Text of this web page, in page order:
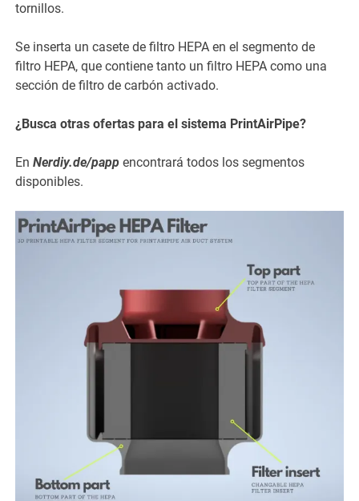
tornillos.
Se inserta un casete de filtro HEPA en el segmento de
filtro HEPA, que contiene tanto un filtro HEPA como una
sección de filtro de carbón activado.
¿Busca otras ofertas para el sistema PrintAirPipe?
EnNerdiy.de/papp encontrará todos los segmentos
disponibles.